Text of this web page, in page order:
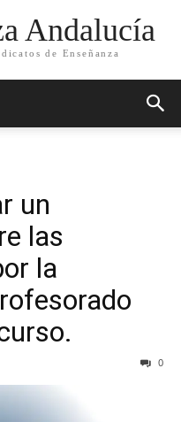
Andalucía
de Enseñanza
un
las
la
0